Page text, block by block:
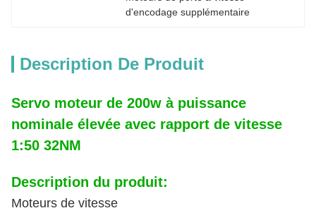
d'encodage supplémentaire
Description De Produit
Servo moteur de 200w à puissance
nominale élevée avec rapport de vitesse
1:50 32NM
Description du produit:
Moteurs de vitesse